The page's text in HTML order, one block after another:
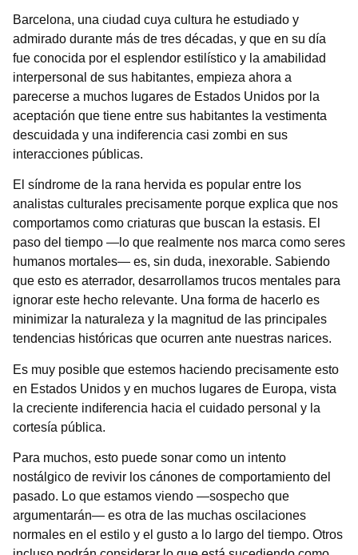
Barcelona, ​​una ciudad cuya cultura he estudiado y
admirado durante más de tres décadas, y que en su día
fue conocida por el esplendor estilístico y la amabilidad
interpersonal de sus habitantes, empieza ahora a
parecerse a muchos lugares de Estados Unidos por la
aceptación que tiene entre sus habitantes la vestimenta
descuidada y una indiferencia casi zombi en sus
interacciones públicas.
El síndrome de la rana hervida es popular entre los
analistas culturales precisamente porque explica que nos
comportamos como criaturas que buscan la estasis. El
paso del tiempo —lo que realmente nos marca como seres
humanos mortales— es, sin duda, inexorable. Sabiendo
que esto es aterrador, desarrollamos trucos mentales para
ignorar este hecho relevante. Una forma de hacerlo es
minimizar la naturaleza y la magnitud de las principales
tendencias históricas que ocurren ante nuestras narices.
Es muy posible que estemos haciendo precisamente esto
en Estados Unidos y en muchos lugares de Europa, vista
la creciente indiferencia hacia el cuidado personal y la
cortesía pública.
Para muchos, esto puede sonar como un intento
nostálgico de revivir los cánones de comportamiento del
pasado. Lo que estamos viendo —sospecho que
argumentarán— es otra de las muchas oscilaciones
normales en el estilo y el gusto a lo largo del tiempo. Otros